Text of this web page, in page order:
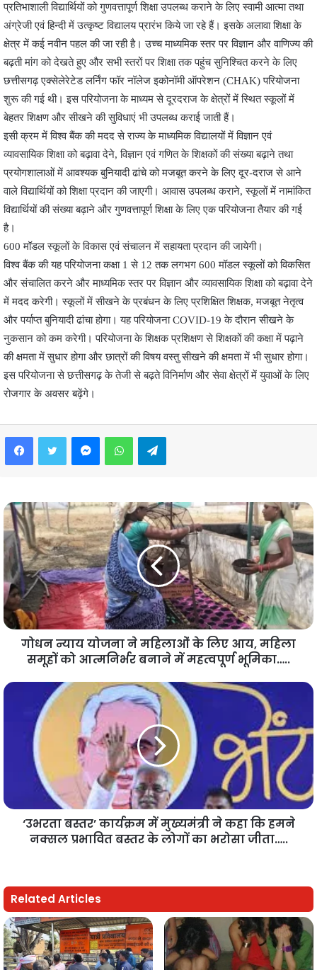
प्रतिभाशाली विद्यार्थियों को गुणवत्तापूर्ण शिक्षा उपलब्ध कराने के लिए स्वामी आत्मा तथा
अंग्रेजी एवं हिन्दी में उत्कृष्ट विद्यालय प्रारंभ किये जा रहे हैं। इसके अलावा शिक्षा के
क्षेत्र में कई नवीन पहल की जा रही है। उच्च माध्यमिक स्तर पर विज्ञान और वाणिज्य की
बढ़ती मांग को देखते हुए और सभी स्तरों पर शिक्षा तक पहुंच सुनिश्चित करने के लिए
छत्तीसगढ़ एक्सेलेरेटेड लर्निंग फॉर नॉलेज इकोनॉमी ऑपरेशन (CHAK) परियोजना
शुरू की गई थी। इस परियोजना के माध्यम से दूरदराज के क्षेत्रों में स्थित स्कूलों में
बेहतर शिक्षण और सीखने की सुविधाएं भी उपलब्ध कराई जाती हैं।
इसी क्रम में विश्व बैंक की मदद से राज्य के माध्यमिक विद्यालयों में विज्ञान एवं
व्यावसायिक शिक्षा को बढ़ावा देने, विज्ञान एवं गणित के शिक्षकों की संख्या बढ़ाने तथा
प्रयोगशालाओं में आवश्यक बुनियादी ढांचे को मजबूत करने के लिए दूर-दराज से आने
वाले विद्यार्थियों को शिक्षा प्रदान की जाएगी। आवास उपलब्ध कराने, स्कूलों में नामांकित
विद्यार्थियों की संख्या बढ़ाने और गुणवत्तापूर्ण शिक्षा के लिए एक परियोजना तैयार की गई
है।
600 मॉडल स्कूलों के विकास एवं संचालन में सहायता प्रदान की जायेगी।
विश्व बैंक की यह परियोजना कक्षा 1 से 12 तक लगभग 600 मॉडल स्कूलों को विकसित
और संचालित करने और माध्यमिक स्तर पर विज्ञान और व्यावसायिक शिक्षा को बढ़ावा देने
में मदद करेगी। स्कूलों में सीखने के प्रबंधन के लिए प्रशिक्षित शिक्षक, मजबूत नेतृत्व
और पर्याप्त बुनियादी ढांचा होगा। यह परियोजना COVID-19 के दौरान सीखने के
नुकसान को कम करेगी। परियोजना के शिक्षक प्रशिक्षण से शिक्षकों की कक्षा में पढ़ाने
की क्षमता में सुधार होगा और छात्रों की विषय वस्तु सीखने की क्षमता में भी सुधार होगा।
इस परियोजना से छत्तीसगढ़ के तेजी से बढ़ते विनिर्माण और सेवा क्षेत्रों में युवाओं के लिए
रोजगार के अवसर बढ़ेंगे।
FacebookTwitter MessengerWhatsAppTelegram
गोधन न्याय योजना ने महिलाओं के लिए आय, महिला
समूहों को आत्मनिर्भर बनाने में महत्वपूर्ण भूमिका…..
‘उभरता बस्तर’ कार्यक्रम में मुख्यमंत्री ने कहा कि हमने
नक्सल प्रभावित बस्तर के लोगों का भरोसा जीता…..
Related Articles